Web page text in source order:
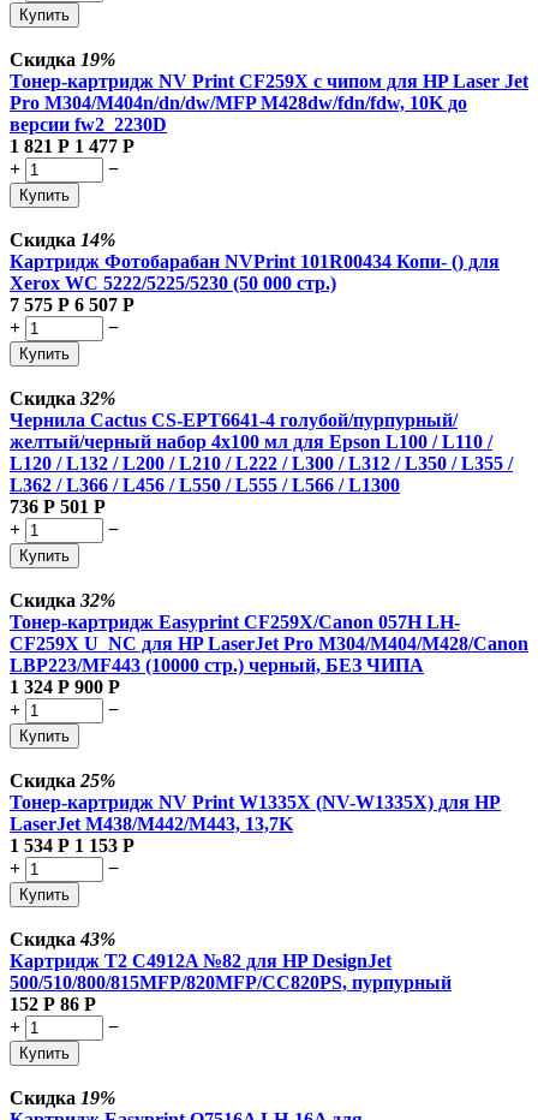
Купить
Скидка 19%
Тонер-картридж NV Print CF259X с чипом для HP Laser Jet
Pro M304/M404n/dn/dw/MFP M428dw/fdn/fdw, 10K до
версии fw2_2230D
1 821 Р 1 477 Р
+
−
Купить
Скидка 14%
Картридж Фотобарабан NVPrint 101R00434 Копи- () для
Xerox WC 5222/5225/5230 (50 000 стр.)
7 575 Р 6 507 Р
+
−
Купить
Скидка 32%
Чернила Cactus CS-EPT6641-4 голубой/пурпурный/
желтый/черный набор 4x100 мл для Epson L100 / L110 /
L120 / L132 / L200 / L210 / L222 / L300 / L312 / L350 / L355 /
L362 / L366 / L456 / L550 / L555 / L566 / L1300
736 Р 501 Р
+
−
Купить
Скидка 32%
Тонер-картридж Easyprint CF259X/Canon 057H LH-
CF259X U_NC для HP LaserJet Pro M304/M404/M428/Canon
LBP223/MF443 (10000 стр.) черный, БЕЗ ЧИПА
1 324 Р 900 Р
+
−
Купить
Скидка 25%
Тонер-картридж NV Print W1335X (NV-W1335X) для HP
LaserJet M438/M442/M443, 13,7K
1 534 Р 1 153 Р
+
−
Купить
Скидка43%
Картридж T2 C4912A №82 для HP DesignJet
500/510/800/815MFP/820MFP/CC820PS, пурпурный
152 Р 86 Р
+
−
Купить
Скидка 19%